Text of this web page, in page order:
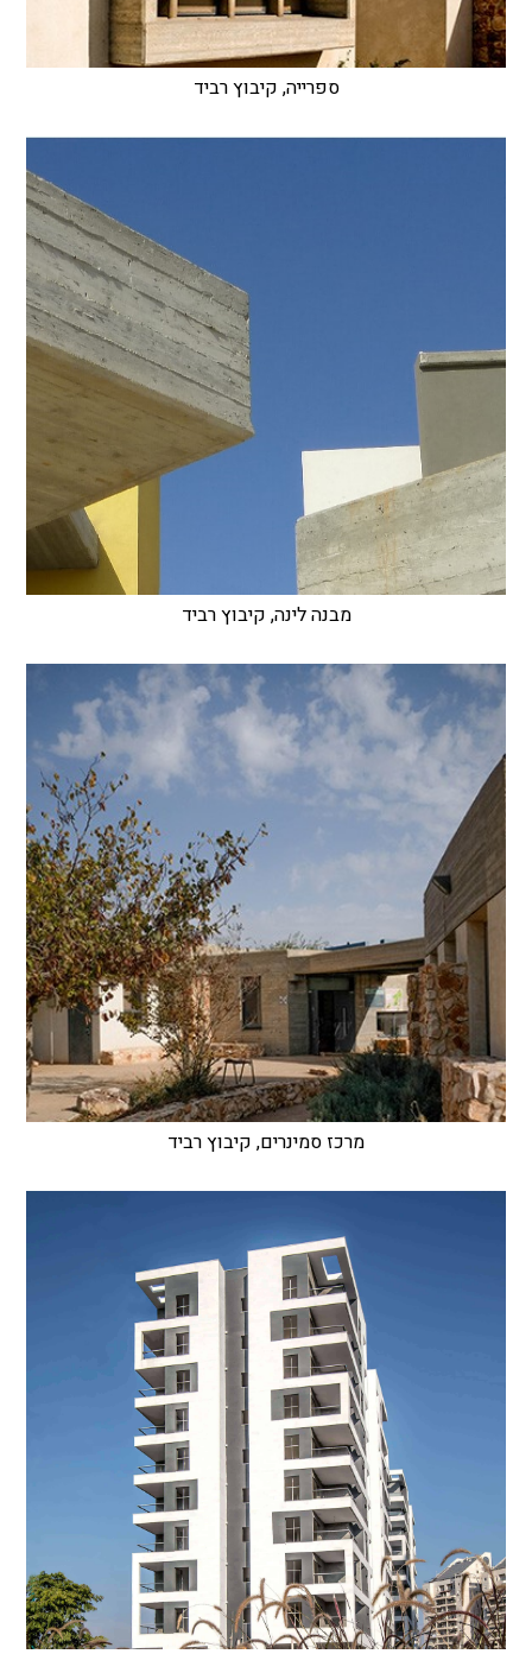
ספרייה, קיבוץ רביד
מבנה לינה, קיבוץ רביד
מרכז סמינרים, קיבוץ רביד